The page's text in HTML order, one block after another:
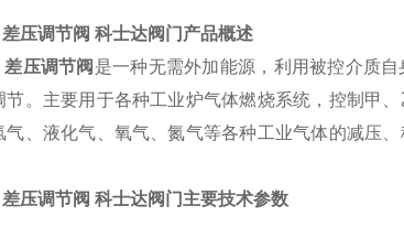
压调节阀 科士达阀门产品概述
压调节阀 是一种无需外加能源，利用被控介质
。主要用于各种工业炉气体燃烧系统，控制甲
、液化气、氧气、氮气等各种工业气体的减压
压调节阀 科士达阀门主要技术参数